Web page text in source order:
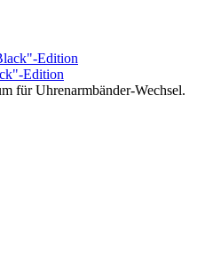
Edition
für Uhrenarmbänder-Wechsel.